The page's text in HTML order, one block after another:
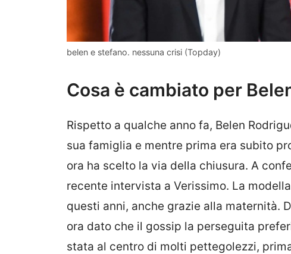
belen e stefano. nessuna crisi (Topday)
Cosa è cambiato per
Rispetto a qualche anno fa, Belen
sua famiglia e mentre prima era subito
ora ha scelto la via della chiusura. A
recente intervista a Verissimo. La
questi anni, anche grazie alla maternità.
ora dato che il gossip la perseguita
stata al centro di molti pettegolezzi,